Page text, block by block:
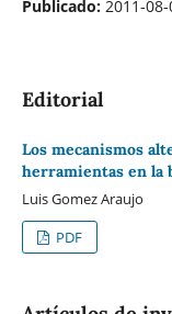
Publicado: 2011-
Editorial
Los mecanismos
herramientas en la
Luis Gomez Araujo
PDF